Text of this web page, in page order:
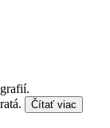
Čítať viac